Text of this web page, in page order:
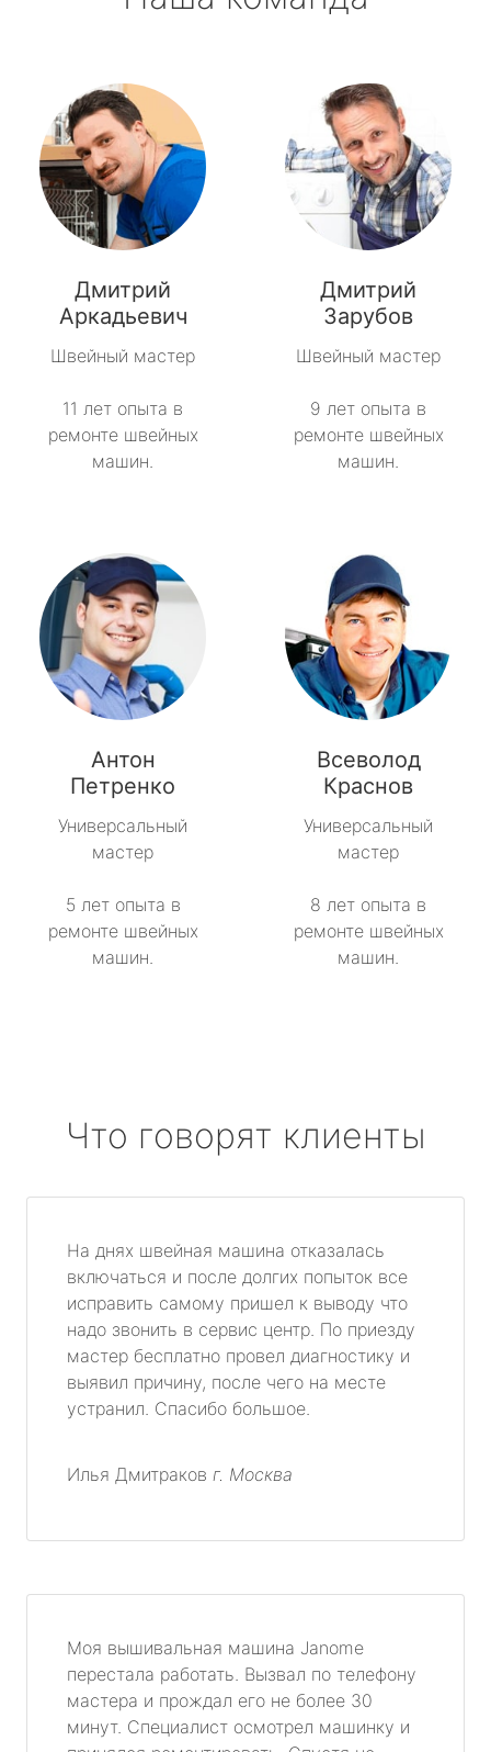
Дмитрий
Аркадьевич
Швейный мастер
11 лет опыта в
ремонте швейных
машин.
Дмитрий
Зарубов
Швейный мастер
9 лет опыта в
ремонте швейных
машин.
Антон
Петренко
Универсальный
мастер
5 лет опыта в
ремонте швейных
машин.
Всеволод
Краснов
Универсальный
мастер
8 лет опыта в
ремонте швейных
машин.
Что говорят клиенты
На днях швейная машина отказалась
включаться и после долгих попыток все
исправить самому пришел к выводу что
надо звонить в сервис центр. По приезду
мастер бесплатно провел диагностику и
выявил причину, после чего на месте
устранил. Спасибо большое.
Илья Дмитраков г. Москва
Моя вышивальная машина Janome
перестала работать. Вызвал по телефону
мастера и прождал его не более 30
минут. Специалист осмотрел машинку и